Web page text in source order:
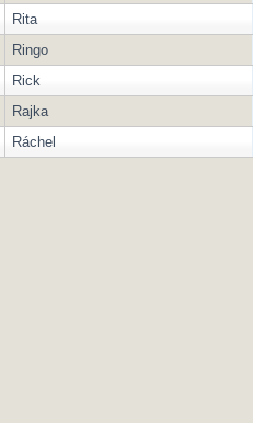
Rita
Ringo
Rick
Rajka
Ráchel